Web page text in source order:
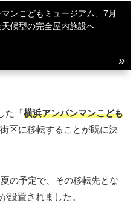
ンこどもミュージアム、7月
候型の完全屋内施設へ
た「横浜アンパンマンこども
区に移転することが既に決
の予定で、その移転先とな
設置されました。